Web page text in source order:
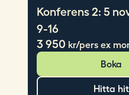
Konferens 2: 5
9-16
3 950 kr/pers ex
Boka
Hitta hit